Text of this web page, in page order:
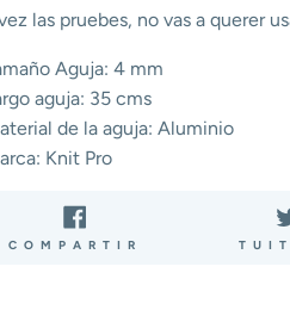
las pruebes, no vas a querer
Aguja: 4 mm
aguja: 35 cms
de la aguja: Aluminio
Knit Pro
COMPARTIR
COMPARTIR